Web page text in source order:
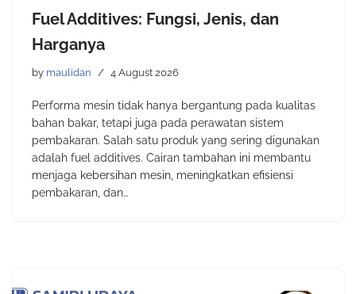
Fuel Additives: Fungsi, Jenis, dan
Harganya
by maulidan 4 August 2026
Performa mesin tidak hanya bergantung pada kualitas
bahan bakar, tetapi juga pada perawatan sistem
pembakaran. Salah satu produk yang sering digunakan
adalah fuel additives. Cairan tambahan ini membantu
menjaga kebersihan mesin, meningkatkan efisiensi
pembakaran, dan…